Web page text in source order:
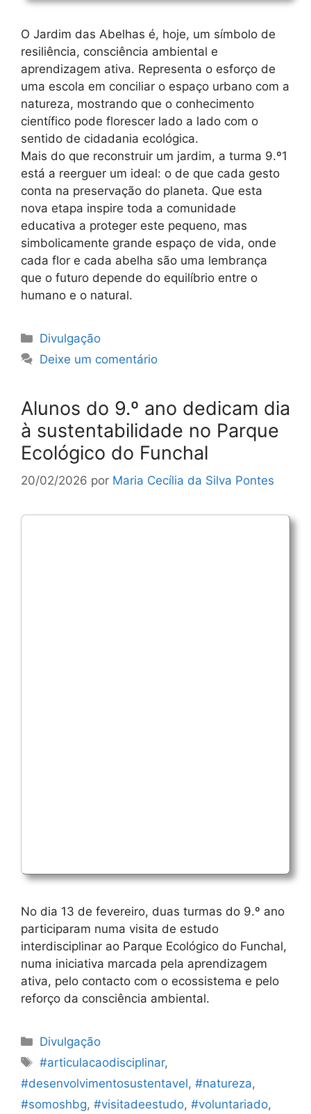
O Jardim das Abelhas é, hoje, um símbolo de
resiliência, consciência ambiental e
aprendizagem ativa. Representa o esforço de
uma escola em conciliar o espaço urbano com a
natureza, mostrando que o conhecimento
científico pode florescer lado a lado com o
sentido de cidadania ecológica.
Mais do que reconstruir um jardim, a turma 9.º1
está a reerguer um ideal: o de que cada gesto
conta na preservação do planeta. Que esta
nova etapa inspire toda a comunidade
educativa a proteger este pequeno, mas
simbolicamente grande espaço de vida, onde
cada flor e cada abelha são uma lembrança
que o futuro depende do equilíbrio entre o
humano e o natural.
Categorias
Divulgação
Deixe um comentário
Alunos do 9.º ano dedicam dia
à sustentabilidade no Parque
Ecológico do Funchal
20/02/2026 por Maria Cecília da Silva Pontes
No dia 13 de fevereiro, duas turmas do 9.º ano
participaram numa visita de estudo
interdisciplinar ao Parque Ecológico do Funchal,
numa iniciativa marcada pela aprendizagem
ativa, pelo contacto com o ecossistema e pelo
reforço da consciência ambiental.
Categorias
Divulgação
Etiquetas
#articulacaodisciplinar,
#desenvolvimentosustentavel, #natureza,
#somoshbg, #visitadeestudo, #voluntariado,